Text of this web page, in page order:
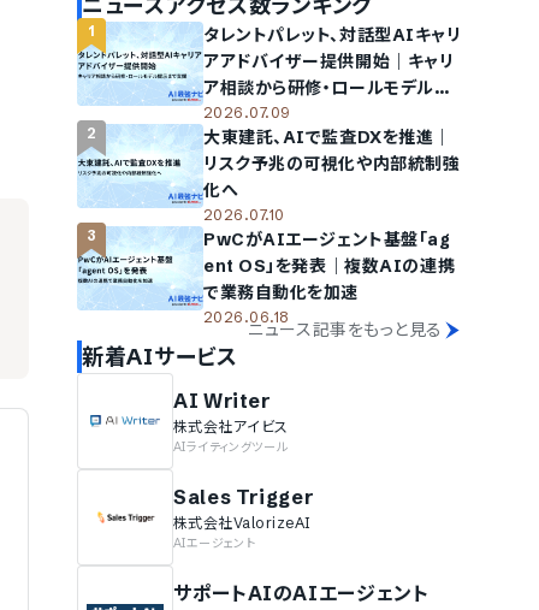
1
タレントパレット、対話型AIキャリ
アアドバイザー提供開始｜キャリ
ア相談から研修・ロールモデル提
示まで支援
2026.07.09
2
大東建託、AIで監査DXを推進｜
リスク予兆の可視化や内部統制強
化へ
2026.07.10
3
PwCがAIエージェント基盤「ag
ent OS」を発表｜複数AIの連携
で業務自動化を加速
2026.06.18
ニュース記事をもっと見る
新着AIサービス
AI Writer
株式会社アイビス
AIライティングツール
Sales Trigger
株式会社ValorizeAI
AIエージェント
サポートAIのAIエージェント